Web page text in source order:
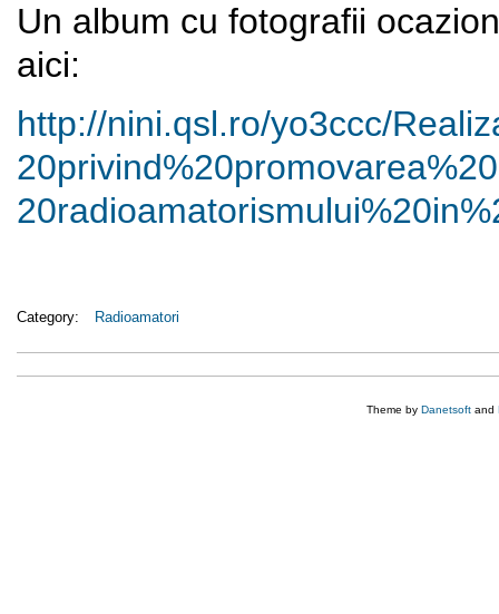
Un album cu fotografii
aici:
http://nini.qsl.ro/yo3ccc/
20radioamatorismului%20in%
Category: Radioamatori
Theme by Danetsoft and